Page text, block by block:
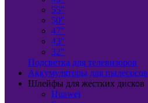
55"
50"
47"
43"
32"
Подсветка для телевизоров
Аккумуляторы для пылесосов
Шлейфы для жестких дисков
Huawei